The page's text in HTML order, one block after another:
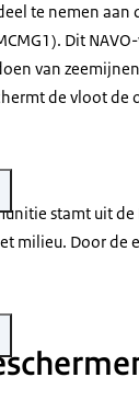
te nemen aan
Dit
van
de vloot de
afbeelding
stamt uit de
milieu. Door de
afbeelding Een